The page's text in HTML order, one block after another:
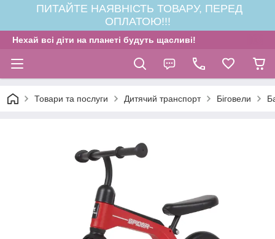
ПИТАЙТЕ НАЯВНІСТЬ ТОВАРУ, ПЕРЕД
ОПЛАТОЮ!!!
Нехай всі діти на планеті будуть щасливі!
Товари та послуги Дитячий транспорт Біговели